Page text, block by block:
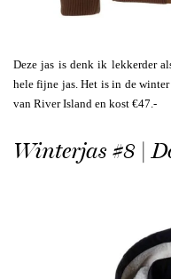
Deze jas is denk ik lekkerder
hele fijne jas. Het is in de
van River Island en kost €47.-
Winterjas #8 |